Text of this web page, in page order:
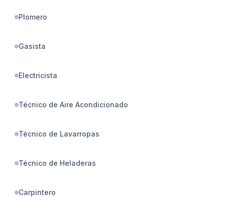
Plomero
Gasista
Electricista
Técnico de Aire Acondicionado
Técnico de Lavarropas
Técnico de Heladeras
Carpintero